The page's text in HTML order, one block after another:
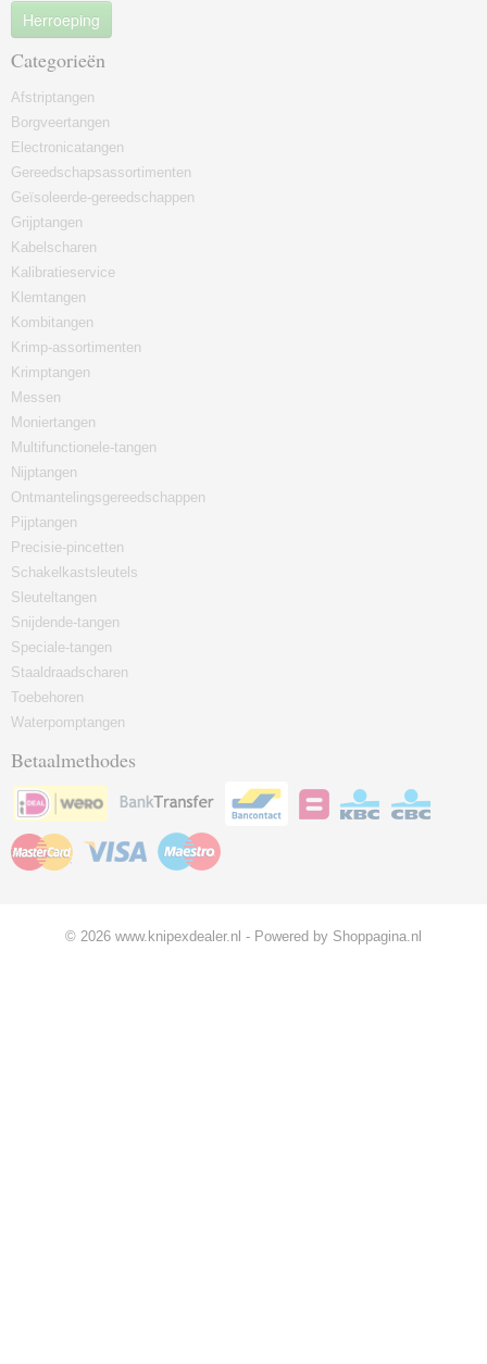
Herroeping
Categorieën
Afstriptangen
Borgveertangen
Electronicatangen
Gereedschapsassortimenten
Geïsoleerde-gereedschappen
Grijptangen
Kabelscharen
Kalibratieservice
Klemtangen
Kombitangen
Krimp-assortimenten
Krimptangen
Messen
Moniertangen
Multifunctionele-tangen
Nijptangen
Ontmantelingsgereedschappen
Pijptangen
Precisie-pincetten
Schakelkastsleutels
Sleuteltangen
Snijdende-tangen
Speciale-tangen
Staaldraadscharen
Toebehoren
Waterpomptangen
Betaalmethodes
© 2026 www.knipexdealer.nl - Powered by Shoppagina.nl